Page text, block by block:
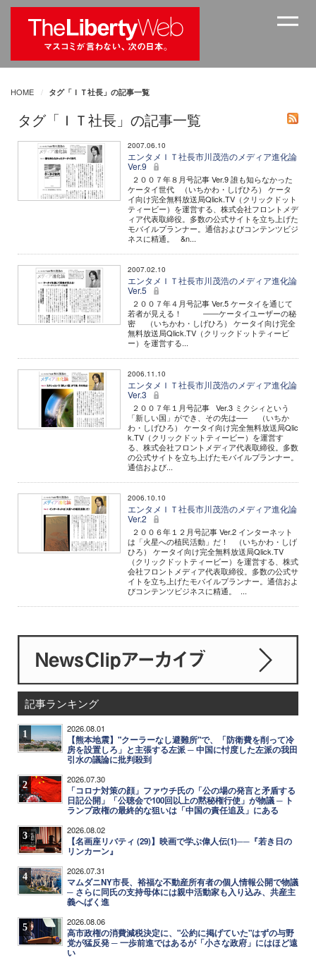
HOME タグ「ＩＴ社長」の記事一覧
タグ「ＩＴ社長」の記事一覧
2007.06.10
エンタメＩＴ社長市川茂浩のメディア進化論
Ver.9
２００７年８月号記事 Ver.9 誰も知らなかった
ケータイ世代 （いちかわ・しげひろ） ケータ
イ向け完全無料放送局Qlick.TV（クリックドット
ティービー）を運営する、株式会社フロントメデ
ィア代表取締役。多数の公式サイトを立ち上げた
モバイルプランナー。通信およびコンテンツビジ
ネスに精通。 &n...
2007.02.10
エンタメＩＴ社長市川茂浩のメディア進化論
Ver.5
２００７年４月号記事 Ver.5 ケータイを通じて
若者が見える！ ――ケータイユーザーの秘
密 （いちかわ・しげひろ） ケータイ向け完全
無料放送局Qlick.TV（クリックドットティービ
ー）を運営する...
2006.11.10
エンタメＩＴ社長市川茂浩のメディア進化論
Ver.3
２００７年１月号記事 Ver.3 ミクシィという
「新しい国」ができ、その先は── （いちか
わ・しげひろ） ケータイ向け完全無料放送局Qlic
k.TV（クリックドットティービー）を運営す
る、株式会社フロントメディア代表取締役。多数
の公式サイトを立ち上げたモバイルプランナー。
通信および...
2006.10.10
エンタメＩＴ社長市川茂浩のメディア進化論
Ver.2
２００６年１２月号記事 Ver.2 インターネット
は「火星への植民活動」だ！ （いちかわ・しげ
ひろ） ケータイ向け完全無料放送局Qlick.TV
（クリックドットティービー）を運営する、株式
会社フロントメディア代表取締役。多数の公式サ
イトを立ち上げたモバイルプランナー。通信およ
びコンテンツビジネスに精通。 ...
記事ランキング
1 2026.08.01
【熊本地震】"クーラーなし避難所"で、「防衛費を削って冷
房を設置しろ」と主張する左派 ─ 中国に忖度した左派の我田
引水の議論に批判殺到
2 2026.07.30
「コロナ対策の顔」ファウチ氏の「公の場の発言と矛盾する
日記公開」「公聴会で100回以上の黙秘権行使」が物議 ─ ト
ランプ政権の最終的な狙いは「中国の責任追及」にある
3 2026.08.02
【名画座リバティ (29)】映画で学ぶ偉人伝(1)──『若き日の
リンカーン』
4 2026.07.31
マムダニNY市長、裕福な不動産所有者の個人情報公開で物議
─ さらに同氏の支持母体には親中活動家も入り込み、共産主
義へばく進
5 2026.08.06
高市政権の消費減税決定に、"公約に掲げていた"はずの与野
党が猛反発 ─ 一歩前進ではあるが「小さな政府」にはほど遠
い